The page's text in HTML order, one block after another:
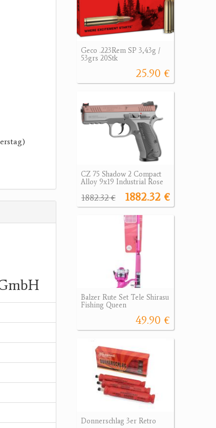
Geco .223Rem SP 3,43g /
53grs 20Stk
25.90 €
CZ 75 Shadow 2 Compact
Alloy 9x19 Industrial Rose
1882.32 €
1882.32 €
Balzer Rute Set Tele Shirasu
Fishing Queen
49.90 €
Donnerschlag 3er Retro